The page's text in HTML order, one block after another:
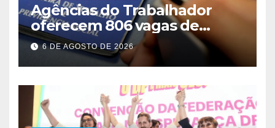
Agências do Trabalhador
oferecem 806 vagas de
emprego em Brasília
6 DE AGOSTO DE 2026